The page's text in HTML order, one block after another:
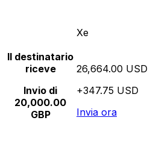
Xe
Il destinatario
riceve
Invio di
20,000.00
GBP
26,664.00 USD
+347.75 USD
Invia ora